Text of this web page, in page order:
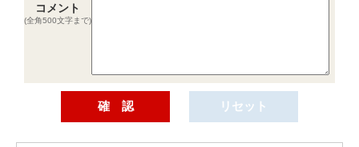
コメント
(全角500文字まで)